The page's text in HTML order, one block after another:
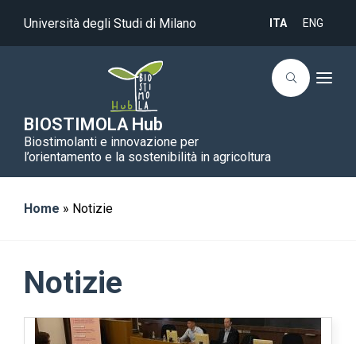
Università degli Studi di Milano ITA ENG
BIOSTIMOLA Hub
Biostimolanti e innovazione per
l’orientamento e la sostenibilità in agricoltura
T
v
Home » Notizie
Notizie